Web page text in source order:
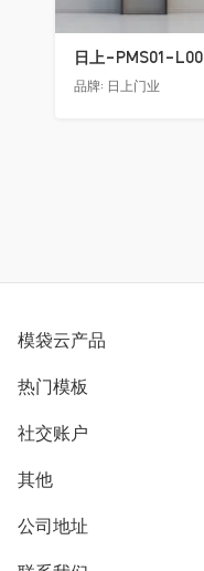
品牌: 日上门业
模袋云产品
别墅设计营销
模型协同展示分享
别墅社区
热门模板
欧式别墅
中式别墅
社交账户
B站
抖音
微信公众号
其他
用户服务协议
隐私政策
公司地址